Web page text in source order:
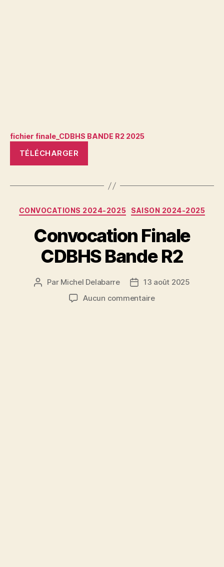
fichier finale_CDBHS BANDE R2 2025
TÉLÉCHARGER
Catégories
CONVOCATIONS 2024-2025 SAISON 2024-2025
Convocation Finale
CDBHS Bande R2
Auteur
Par Michel Delabarre
Date13 août 2025
Aucun commentairesur